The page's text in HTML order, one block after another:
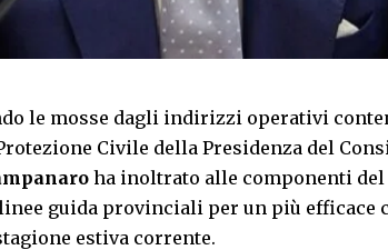
le mosse dagli indirizzi operativi
Civile della Presidenza del
ha inoltrato alle componenti
guida provinciali per un più efficace
estiva corrente.